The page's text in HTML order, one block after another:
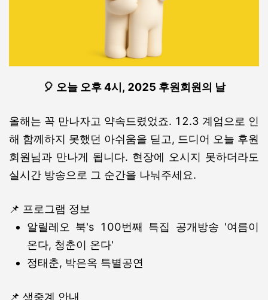
🎈 오늘 오후 4시, 2025 후원회원의 날
올해는 꼭 만나자고 약속드렸었죠. 12.3 계엄으로 인
해 함께하지 못했던 아쉬움을 딛고, 드디어 오늘 후원
회원님과 만나게 됩니다. 현장에 오시지 못하더라도
실시간 방송으로 그 순간을 나눠주세요.
📌 프로그램 정보
알릴레오 북's 100번째 특집 공개방송 '여름이
온다, 청춘이 온다'
정태춘, 박은옥 특별공연
📌 생중계 안내